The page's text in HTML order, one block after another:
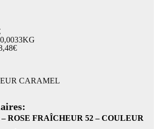
CARAMEL
ROSE FRAÎCHEUR 52 – COULEUR